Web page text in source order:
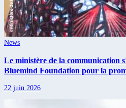
News
Le ministère de la communication
Bluemind Foundation pour la
22 juin 2026